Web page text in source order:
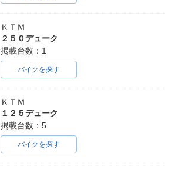
ＫＴＭ
２５０デューク
掲載台数：1
バイクを探す
ＫＴＭ
１２５デューク
掲載台数：5
バイクを探す